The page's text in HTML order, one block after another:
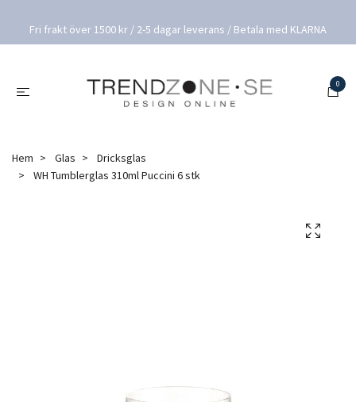
Fri frakt över 1500 kr / 2-5 dagar leverans / Betala med KLARNA
0
Hem Glas
Dricksglas
WH Tumblerglas 310ml Puccini 6 stk